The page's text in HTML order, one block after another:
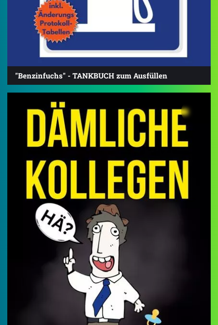
"Benzinfuchs" - TANKBUCH zum Ausfüllen